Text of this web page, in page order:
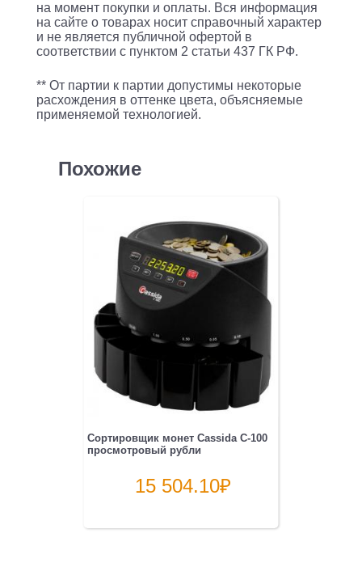
на момент покупки и оплаты. Вся информация
на сайте о товарах носит справочный характер
и не является публичной офертой в
соответствии с пунктом 2 статьи 437 ГК РФ.
** От партии к партии допустимы некоторые
расхождения в оттенке цвета, объясняемые
применяемой технологией.
Похожие
Сортировщик монет Cassida C-100
просмотровый рубли
15 504.10₽